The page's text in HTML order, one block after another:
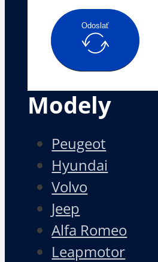
Odoslať
Modely
Peugeot
Hyundai
Volvo
Jeep
Alfa Romeo
Leapmotor